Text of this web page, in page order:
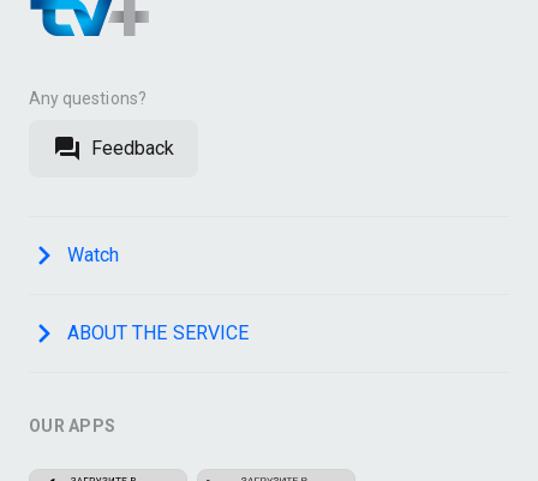
Any questions?
Feedback
Watch
ABOUT THE SERVICE
OUR APPS